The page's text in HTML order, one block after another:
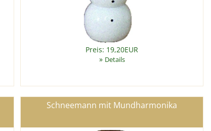
Preis: 19,20EUR
» Details
Schneemann mit Mundharmonika